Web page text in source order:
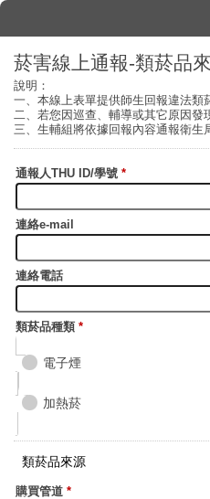
菸害線上通報-類菸品
說明：
一、本線上表單提供師生回報違法類
二、若您因巡查、輔導或其它原因發
三、生輔組將依據回報內容通報衛生
通報人THU ID/學號 *
連絡e-mail
連絡電話
類菸品種類 *
電子煙
加熱菸
類菸品來源
購買管道 *